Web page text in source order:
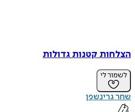
הצלחות קטנות גדולות
לשמור לי
שחר גרינשפן